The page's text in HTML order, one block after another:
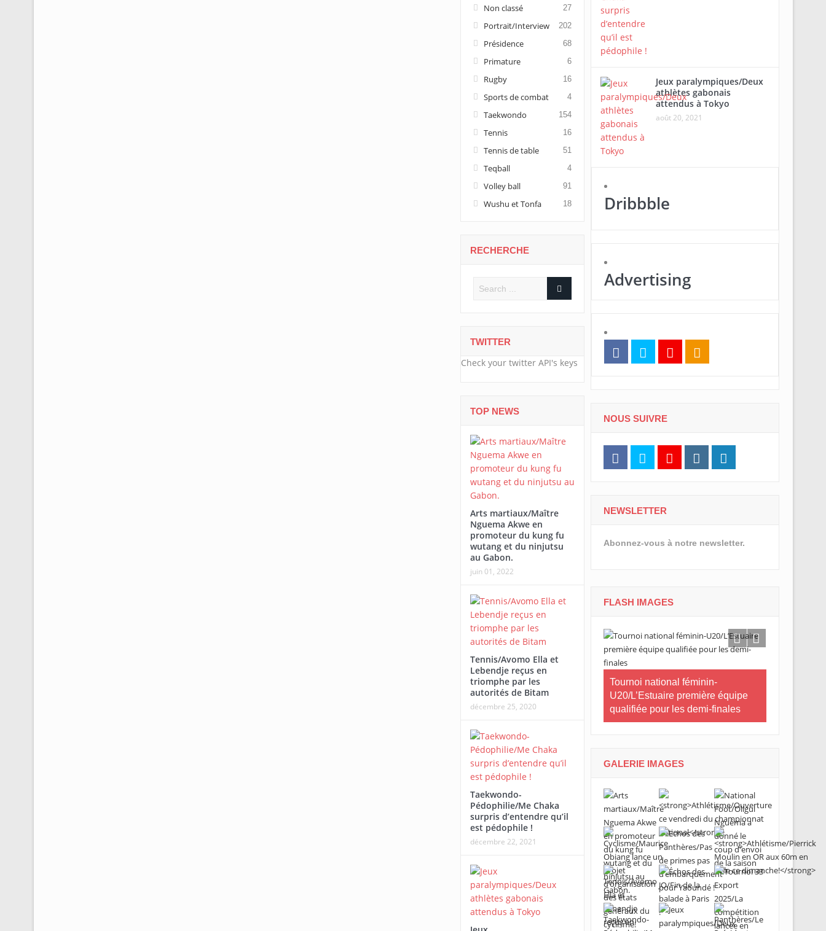
Non classé 27
Portrait/Interview 202
Présidence 68
Primature 6
Rugby 16
Sports de combat 4
Taekwondo 154
Tennis 16
Tennis de table 51
Teqball 4
Volley ball 91
Wushu et Tonfa 18
RECHERCHE
TWITTER
Check your twitter API's keys
TOP NEWS
Arts martiaux/Maître
Nguema Akwe en
promoteur du kung fu
wutang et du ninjutsu
au Gabon.
juin 01, 2022
Tennis/Avomo Ella et
Lebendje reçus en
triomphe par les
autorités de Bitam
décembre 25, 2020
Taekwondo-
Pédophilie/Me Chaka
surpris d’entendre qu’il
est pédophile !
décembre 22, 2021
Jeux paralympiques/Deux
athlètes gabonais
attendus à Tokyo
août 20, 2021
Dribbble
Advertising
NOUS SUIVRE
NEWSLETTER
Abonnez-vous à notre newsletter.
FLASH IMAGES
Tournoi Alaba Fall/Darneau Essia
Ndong : « Nous sommes fiers du
parcours de nos joueurs ».
Tournoi national féminin-
U20/L’Estuaire première équipe
qualifiée pour les demi-finales
GALERIE IMAGES